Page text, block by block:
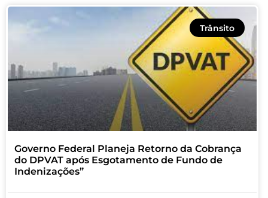
Trânsito
Governo Federal Planeja Retorno da Cobrança
do DPVAT após Esgotamento de Fundo de
Indenizações”